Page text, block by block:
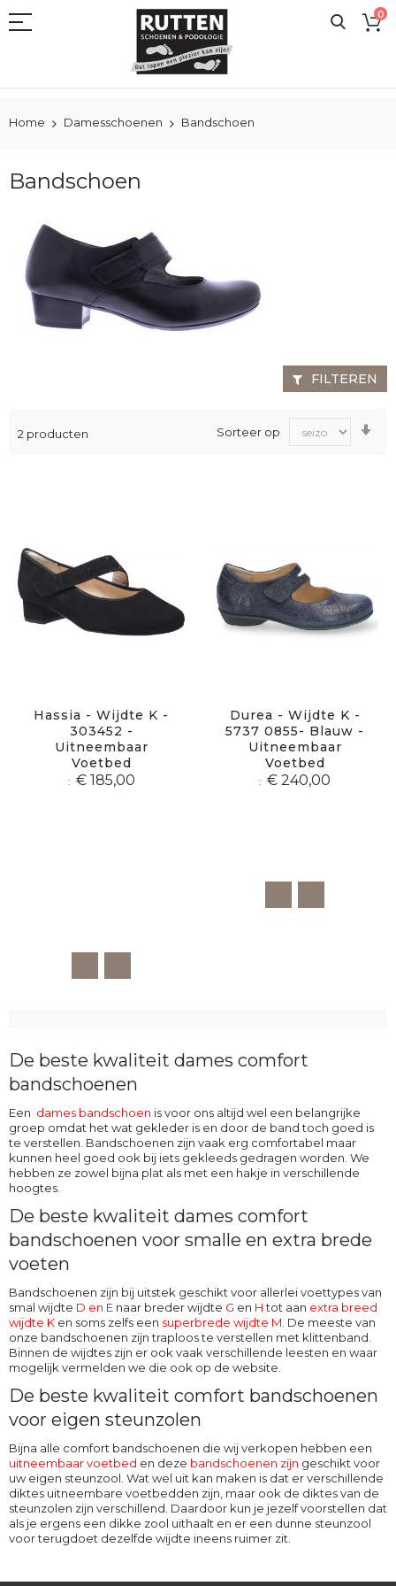
naar
0
Home Damesschoenen Bandschoen
Bandschoen
2 producten Sorteer op
Hassia - Wijdte K -
303452 -
Uitneembaar
Voetbed
€ 185,00
Durea - Wijdte K -
5737 0855- Blauw -
Uitneembaar
Voetbed
€ 240,00
De beste kwaliteit dames comfort
bandschoenen
Een dames bandschoen is voor ons altijd wel een belangrijke
groep omdat het wat gekleder is en door de band toch goed is
te verstellen. Bandschoenen zijn vaak erg comfortabel maar
kunnen heel goed ook bij iets gekleeds gedragen worden. We
hebben ze zowel bijna plat als met een hakje in verschillende
hoogtes.
De beste kwaliteit dames comfort
bandschoenen voor smalle en extra brede
voeten
Bandschoenen zijn bij uitstek geschikt voor allerlei voettypes van
smal wijdte D en E naar breder wijdte G en Htot aan extra breed
wijdte K en soms zelfs een superbrede wijdte M. De meeste van
onze bandschoenen zijn traploos te verstellen met klittenband.
Binnen de wijdtes zijn er ook vaak verschillende leesten en waar
mogelijk vermelden we die ook op de website.
De beste kwaliteit comfort bandschoenen
voor eigen steunzolen
Bijna alle comfort bandschoenen die wij verkopen hebben een
uitneembaar voetbed en deze bandschoenen zijn geschikt voor
uw eigen steunzool. Wat wel uit kan maken is dat er verschillende
diktes uitneembare voetbedden zijn, maar ook de diktes van de
steunzolen zijn verschillend. Daardoor kun je jezelf voorstellen dat
als je ergens een dikke zool uithaalt en er een dunne steunzool
voor terugdoet dezelfde wijdte ineens ruimer zit.
FILTEREN